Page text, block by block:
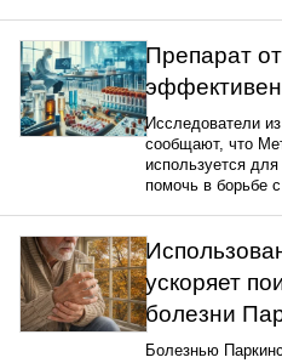
Препарат
Исследователи
сообщают, что
используется
помочь в борьбе
ускоряет
болезни
Болезнью